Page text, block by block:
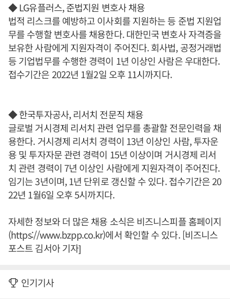
◆ LG유플러스, 준법지원 변호사 채용
법적 리스크를 예방하고 이사회를 지원하는 등 준법 지원업
무를 수행할 변호사를 채용한다. 대한민국 변호사 자격증을
보유한 사람에게 지원자격이 주어진다. 회사법, 공정거래법
등 기업법무를 수행한 경력이 1년 이상인 사람은 우대한다.
접수기간은 2022년 1월2일 오후 11시까지다.
◆ 한국투자공사, 리서치 전문직 채용
글로벌 거시경제 리서치 관련 업무를 총괄할 전문인력을 채
용한다. 거시경제 리서치 경력이 13년 이상인 사람, 투자운
용 및 투자자문 관련 경력이 15년 이상이며 거시경제 리서
치 관련 경력이 7년 이상인 사람에게 지원자격이 주어진다.
임기는 3년이며, 1년 단위로 갱신할 수 있다. 접수기간은 20
22년 1월6일 오후 5시까지다.
자세한 정보와 더 많은 채용 소식은 비즈니스피플 홈페이지
(https://www.bzpp.co.kr)에서 확인할 수 있다. [비즈니스
포스트 김서아 기자]
인기기사